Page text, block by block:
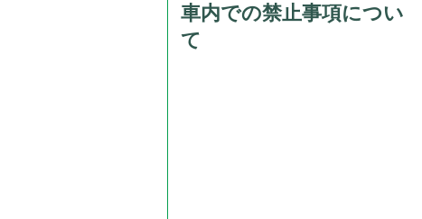
車内での禁止事項につい
て